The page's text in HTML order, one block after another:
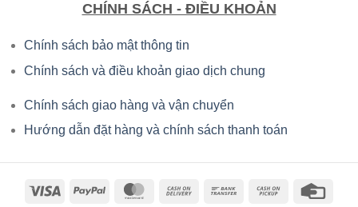
CHÍNH SÁCH - ĐIỀU KHOẢN
Chính sách bảo mật thông tin
Chính sách và điều khoản giao dịch chung
Chính sách giao hàng và vận chuyển
Hướng dẫn đặt hàng và chính sách thanh toán